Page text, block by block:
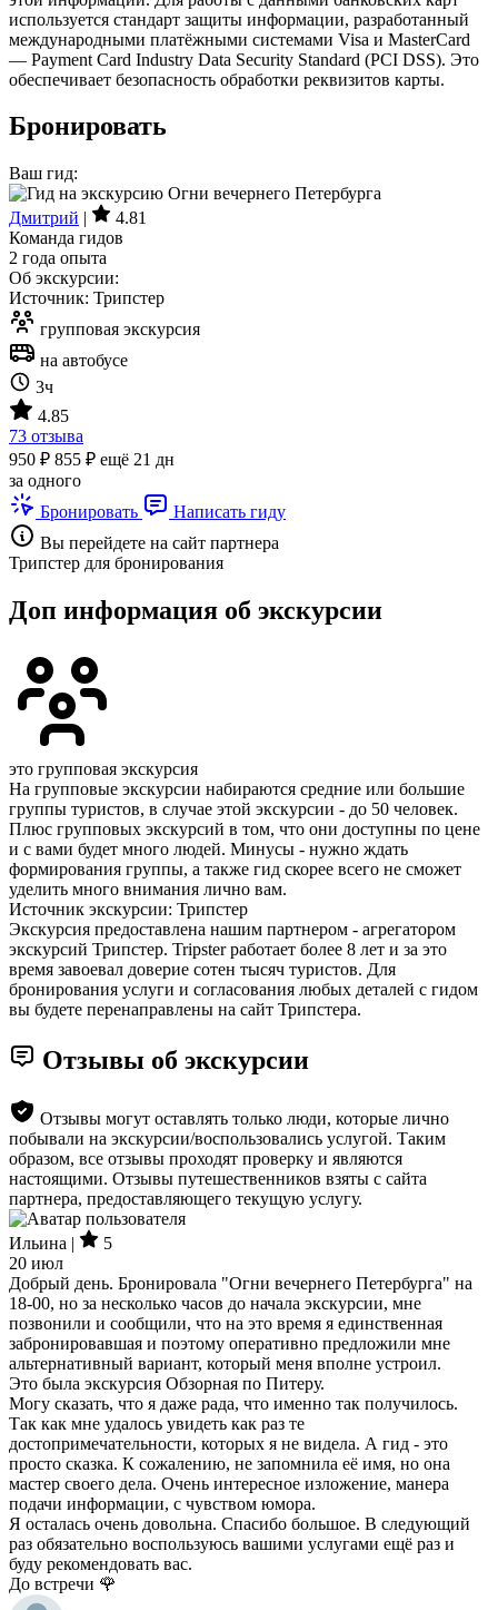
используется стандарт защиты информации, разработанный
международными платёжными системами Visa и MasterCard
— Payment Card Industry Data Security Standard (PCI DSS). Это
обеспечивает безопасность обработки реквизитов карты.
Бронировать
Ваш гид:
Дмитрий |
4.81
Команда гидов
2 года опыта
Об экскурсии:
Источник: Трипстер
групповая экскурсия
на автобусе
3ч
4.85
73 отзыва
950 ₽ 855 ₽ ещё 21 дн
за одного
Бронировать
Написать гиду
Вы перейдете на сайт партнера
Трипстер для бронирования
Доп информация об экскурсии
это групповая экскурсия
На групповые экскурсии набираются средние или большие
группы туристов, в случае этой экскурсии - до 50 человек.
Плюс групповых экскурсий в том, что они доступны по цене
и с вами будет много людей. Минусы - нужно ждать
формирования группы, а также гид скорее всего не сможет
уделить много внимания лично вам.
Источник экскурсии: Трипстер
Экскурсия предоставлена нашим партнером - агрегатором
экскурсий Трипстер. Tripster работает более 8 лет и за это
время завоевал доверие сотен тысяч туристов. Для
бронирования услуги и согласования любых деталей с гидом
вы будете перенаправлены на сайт Трипстера.
Отзывы об экскурсии
Отзывы могут оставлять только люди, которые лично
побывали на экскурсии/воспользовались услугой. Таким
образом, все отзывы проходят проверку и являются
настоящими. Отзывы путешественников взяты с сайта
партнера, предоставляющего текущую услугу.
Ильина |
5
20 июл
Добрый день. Бронировала "Огни вечернего Петербурга" на
18-00, но за несколько часов до начала экскурсии, мне
позвонили и сообщили, что на это время я единственная
забронировавшая и поэтому оперативно предложили мне
альтернативный вариант, который меня вполне устроил.
Это была экскурсия Обзорная по Питеру.
Могу сказать, что я даже рада, что именно так получилось.
Так как мне удалось увидеть как раз те
достопримечательности, которых я не видела. А гид - это
просто сказка. К сожалению, не запомнила её имя, но она
мастер своего дела. Очень интересное изложение, манера
подачи информации, с чувством юмора.
Я осталась очень довольна. Спасибо большое. В следующий
раз обязательно воспользуюсь вашими услугами ещё раз и
буду рекомендовать вас.
До встречи 🌹